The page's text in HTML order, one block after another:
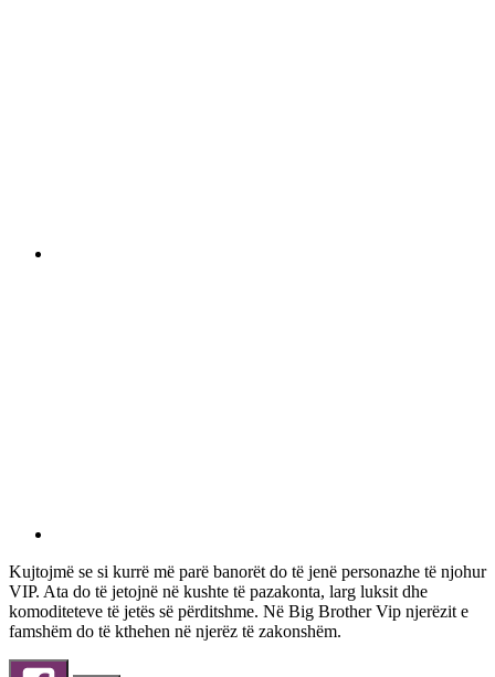
Kujtojmë se si kurrë më parë banorët do të jenë personazhe të njohur
VIP. Ata do të jetojnë në kushte të pazakonta, larg luksit dhe
komoditeteve të jetës së përditshme. Në Big Brother Vip njerëzit e
famshëm do të kthehen në njerëz të zakonshëm.